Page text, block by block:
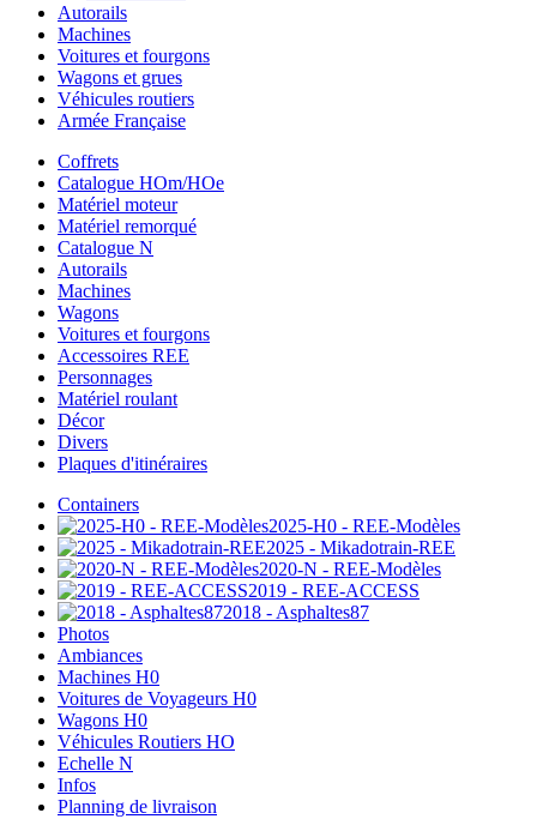
Autorails
Machines
Voitures et fourgons
Wagons et grues
Véhicules routiers
Armée Française
Coffrets
Catalogue HOm/HOe
Matériel moteur
Matériel remorqué
Catalogue N
Autorails
Machines
Wagons
Voitures et fourgons
Accessoires REE
Personnages
Matériel roulant
Décor
Divers
Plaques d'itinéraires
Containers
2025-H0 - REE-Modèles
2025 - Mikadotrain-REE
2020-N - REE-Modèles
2019 - REE-ACCESS
2018 - Asphaltes87
Photos
Ambiances
Machines H0
Voitures de Voyageurs H0
Wagons H0
Véhicules Routiers HO
Echelle N
Infos
Planning de livraison